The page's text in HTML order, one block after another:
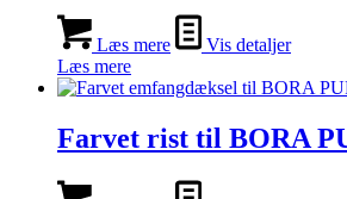
Læs mere
Vis detaljer
Læs mere
Farvet rist til BORA